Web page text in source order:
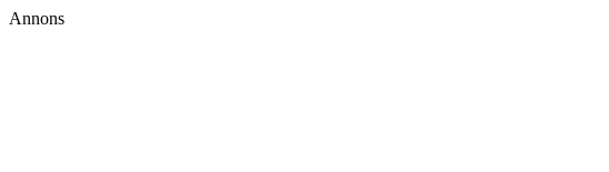
Annons